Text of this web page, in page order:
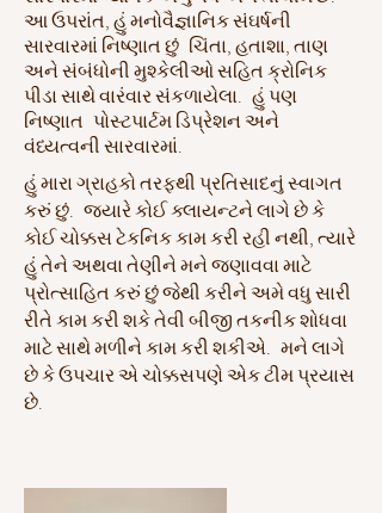
આ ઉપરાંત, હું મનોવૈજ્ઞાનિક સંઘર્ષની
સારવારમાં નિષ્ણાત છું ચિંતા, હતાશા, તાણ
અને સંબંધોની મુશ્કેલીઓ સહિત ક્રોનિક
પીડા સાથે વારંવાર સંકળાયેલા. હું પણ
નિષ્ણાત પોસ્ટપાર્ટમ ડિપ્રેશન અને
વંધ્યત્વની સારવારમાં.
હું મારા ગ્રાહકો તરફથી પ્રતિસાદનું સ્વાગત
કરું છું. જ્યારે કોઈ ક્લાયન્ટને લાગે છે કે
કોઈ ચોક્કસ ટેકનિક કામ કરી રહી નથી, ત્યારે
હું તેને અથવા તેણીને મને જણાવવા માટે
પ્રોત્સાહિત કરું છું જેથી કરીને અમે વધુ સારી
રીતે કામ કરી શકે તેવી બીજી તકનીક શોધવા
માટે સાથે મળીને કામ કરી શકીએ. મને લાગે
છે કે ઉપચાર એ ચોક્કસપણે એક ટીમ પ્રયાસ
છે.